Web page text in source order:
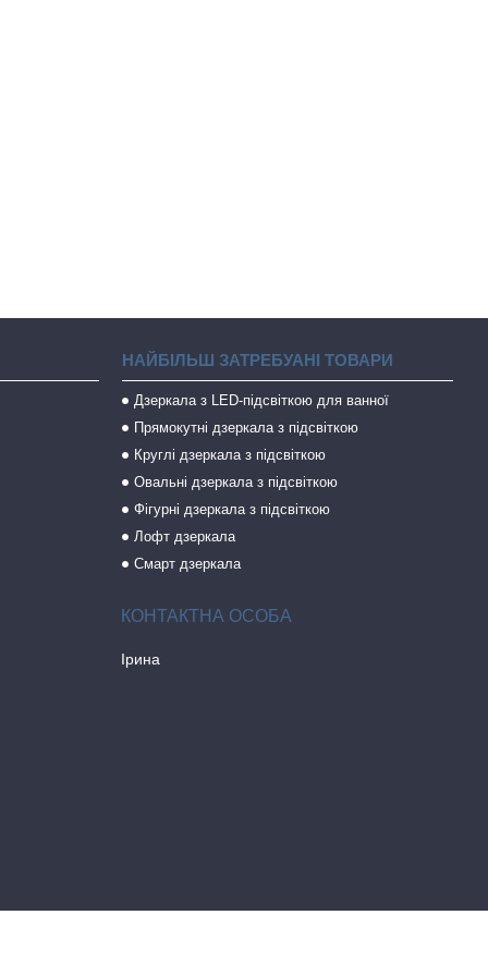
НАЙБІЛЬШ ЗАТРЕБУАНІ ТОВАРИ
Дзеркала з LED-підсвіткою для ванної
Прямокутні дзеркала з підсвіткою
Круглі дзеркала з підсвіткою
Овальні дзеркала з підсвіткою
Фігурні дзеркала з підсвіткою
Лофт дзеркала
Смарт дзеркала
Ірина